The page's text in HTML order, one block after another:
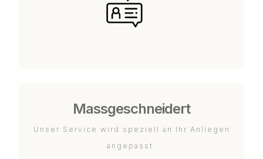
Massgeschneidert
Unser Service wird speziell an Ihr Anliegen
angepasst.